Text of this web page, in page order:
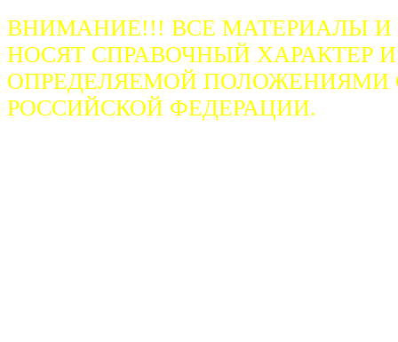
ВНИМАНИЕ!!! ВСЕ МАТЕРИАЛЫ
НОСЯТ СПРАВОЧНЫЙ ХАРАКТЕР
ОПРЕДЕЛЯЕМОЙ ПОЛОЖЕНИЯМИ
РОССИЙСКОЙ ФЕДЕРАЦИИ.